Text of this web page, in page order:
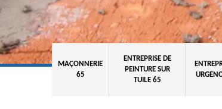
MAÇONNERIE
65
ENTREPRISE DE
PEINTURE SUR
TUILE 65